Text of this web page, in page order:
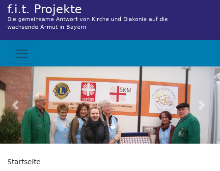
f.i.t. Projekte
Die gemeinsame Antwort von Kirche und Diakonie auf die
wachsende Armut in Bayern
Hauptnavigation
Previous
Startseite